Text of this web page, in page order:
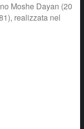
Moshe Dayan (20
realizzata nel